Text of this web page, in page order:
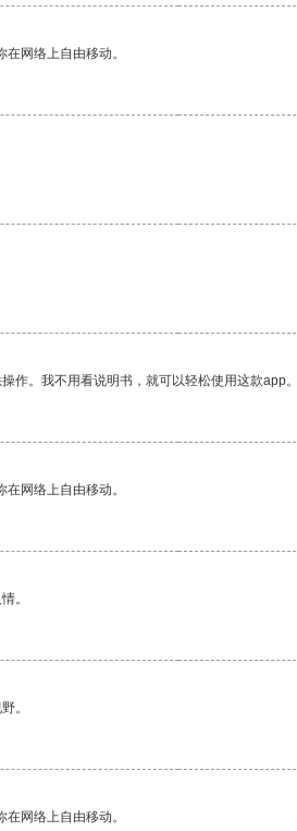
网络上自由移动。
作。我不用看说明书，就可以轻松使用这款app。
网络上自由移动。
。
。
网络上自由移动。